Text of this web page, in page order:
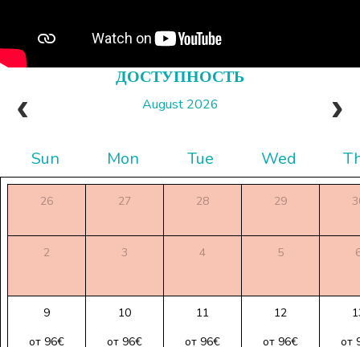
ДОСТУПНОСТЬ
August 2026
Sun Mon Tue Wed
26 27 28 29
2 3 4 5
9 10 11 12
от 96€
от 96€ от 96€ от 96€ от